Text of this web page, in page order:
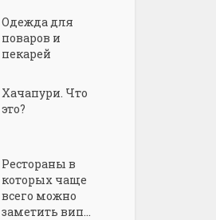
Одежда для
поваров и
пекарей
Хачапури. Что
это?
Рестораны в
которых чаще
всего можно
заметить вип...